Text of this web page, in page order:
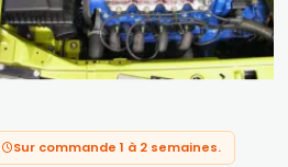
Sur commande 1 à 2 semaines.